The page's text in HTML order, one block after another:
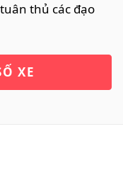
thủ các đạo
XE